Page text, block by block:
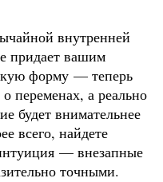
внутренней
придает вашим
форму — теперь
переменах, а реально
будет внимательнее
всего, найдете
— внезапные
точными.